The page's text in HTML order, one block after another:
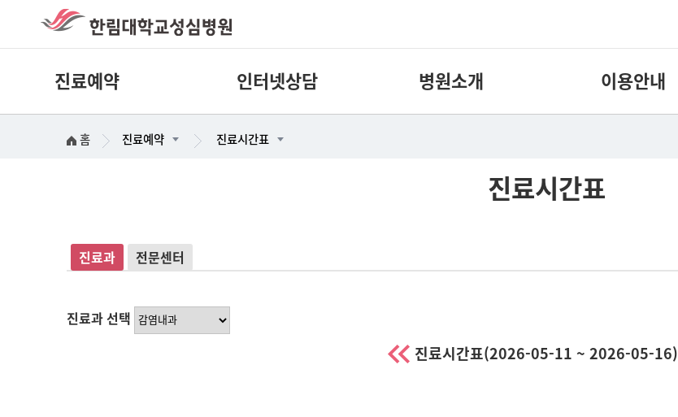
진료예약 인터넷상담 병원소개 이용안내
홈 진료예약 진료시간표
진료시간표
진료과 전문센터
진료과 선택
진료시간표(2026-05-11 ~ 2026-05-16)